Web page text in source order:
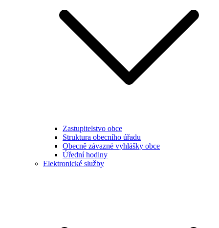
Zastupitelstvo obce
Struktura obecního úřadu
Obecně závazné vyhlášky obce
Úřední hodiny
Elektronické služby